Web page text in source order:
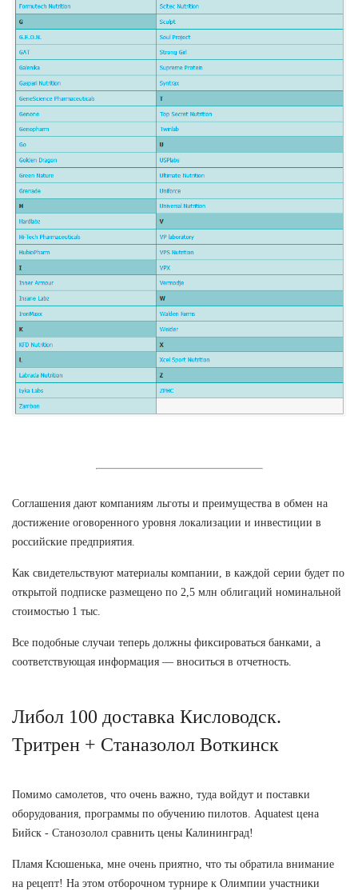
Соглашения дают компаниям льготы и преимущества в обмен на
достижение оговоренного уровня локализации и инвестиции в
российские предприятия.
Как свидетельствуют материалы компании, в каждой серии будет по
открытой подписке размещено по 2,5 млн облигаций номинальной
стоимостью 1 тыс.
Все подобные случаи теперь должны фиксироваться банками, а
соответствующая информация — вноситься в отчетность.
Либол 100 доставка Кисловодск.
Тритрен + Станазолол Воткинск
Помимо самолетов, что очень важно, туда войдут и поставки
оборудования, программы по обучению пилотов. Aquatest цена
Бийск - Станозолол сравнить цены Калининград!
Пламя Ксюшенька, мне очень приятно, что ты обратила внимание
на рецепт! На этом отборочном турнире к Олимпии участники